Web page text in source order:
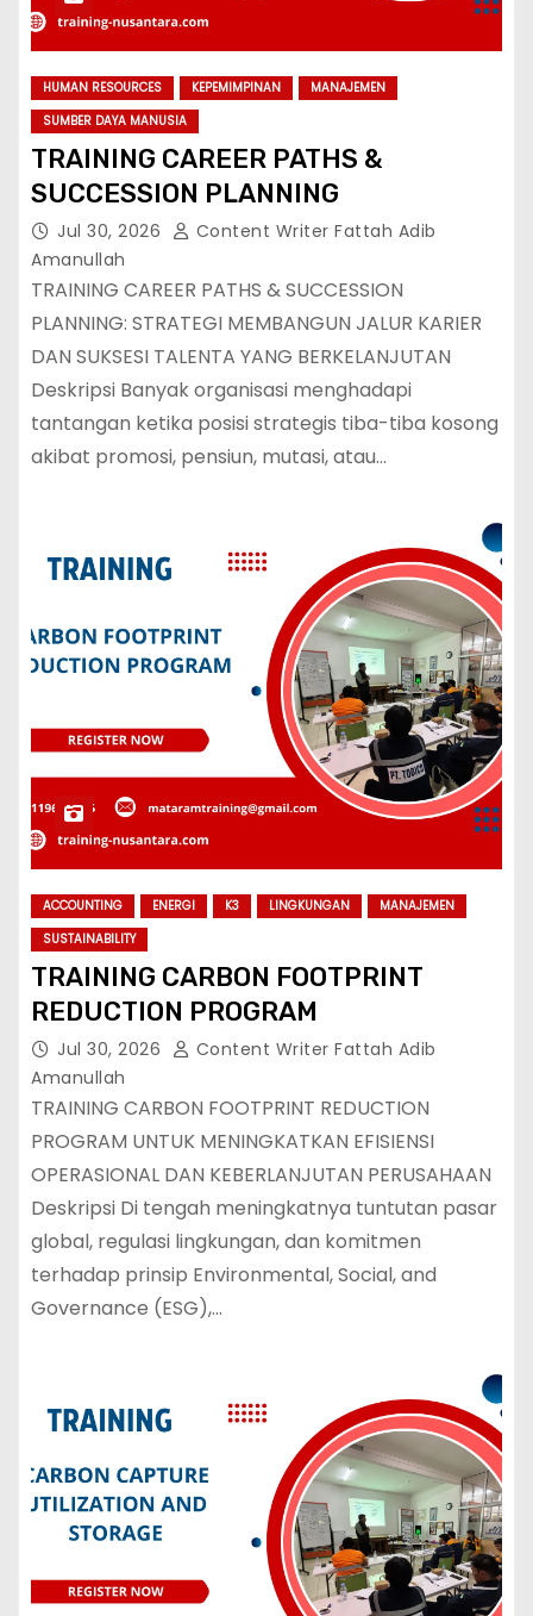
HUMAN RESOURCES KEPEMIMPINAN
MANAJEMEN
SUMBER DAYA MANUSIA
TRAINING CAREER PATHS &
SUCCESSION PLANNING
Jul 30, 2026
Content Writer Fattah Adib
Amanullah
TRAINING CAREER PATHS & SUCCESSION
PLANNING: STRATEGI MEMBANGUN JALUR KARIER
DAN SUKSESI TALENTA YANG BERKELANJUTAN
Deskripsi Banyak organisasi menghadapi
tantangan ketika posisi strategis tiba-tiba kosong
akibat promosi, pensiun, mutasi, atau…
ACCOUNTING ENERGI K3 LINGKUNGAN
MANAJEMEN
SUSTAINABILITY
TRAINING CARBON FOOTPRINT
REDUCTION PROGRAM
Jul 30, 2026
Content Writer Fattah Adib
Amanullah
TRAINING CARBON FOOTPRINT REDUCTION
PROGRAM UNTUK MENINGKATKAN EFISIENSI
OPERASIONAL DAN KEBERLANJUTAN PERUSAHAAN
Deskripsi Di tengah meningkatnya tuntutan pasar
global, regulasi lingkungan, dan komitmen
terhadap prinsip Environmental, Social, and
Governance (ESG),…